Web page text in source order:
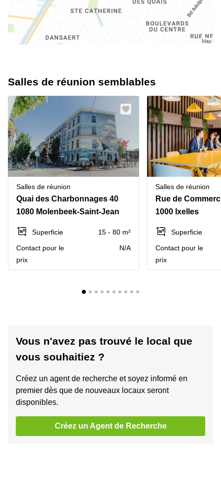
Salles de réunion semblables
Salles de réunion
Quai des Charbonnages 40
1080 Molenbeek-Saint-Jean
Superficie
15 - 80 m²
Contact pour le
prix
N/A
Salles de réunion
Rue de
1000 Ixelles
Superficie
Contact pour le
prix
Vous n'avez pas trouvé le local que
vous souhaitiez ?
Créez un agent de recherche et soyez informé en
premier dès que de nouveaux locaux seront
disponibles.
Créez un Agent de Recherche